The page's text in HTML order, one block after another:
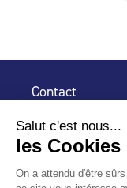
Contact
32 rue de Mogador
75 009 Paris